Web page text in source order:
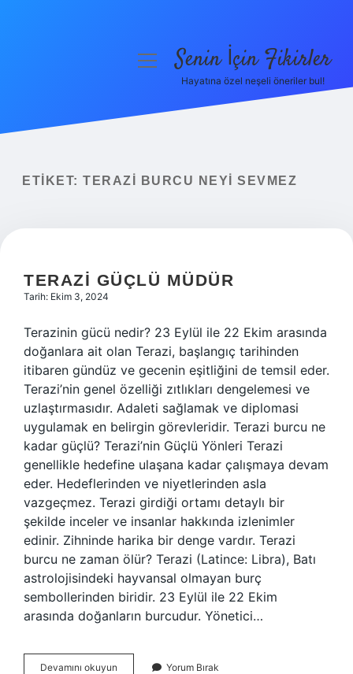
Yasal Uyarı
menüyüSenin İçin Fikirler
Hayatına özel neşeli öneriler bul!
ETIKET: TERAZI BURCU NEYI SEVMEZ
TERAZI GÜÇLÜ MÜDÜR
Tarih: Ekim 3, 2024
Terazinin gücü nedir? 23 Eylül ile 22 Ekim arasında
doğanlara ait olan Terazi, başlangıç ​​tarihinden
itibaren gündüz ve gecenin eşitliğini de temsil eder.
Terazi’nin genel özelliği zıtlıkları dengelemesi ve
uzlaştırmasıdır. Adaleti sağlamak ve diplomasi
uygulamak en belirgin görevleridir. Terazi burcu ne
kadar güçlü? Terazi’nin Güçlü Yönleri Terazi
genellikle hedefine ulaşana kadar çalışmaya devam
eder. Hedeflerinden ve niyetlerinden asla
vazgeçmez. Terazi girdiği ortamı detaylı bir
şekilde inceler ve insanlar hakkında izlenimler
edinir. Zihninde harika bir denge vardır. Terazi
burcu ne zaman ölür? Terazi (Latince: Libra), Batı
astrolojisindeki hayvansal olmayan burç
sembollerinden biridir. 23 Eylül ile 22 Ekim
arasında doğanların burcudur. Yönetici…
Devamını okuyun Yorum Bırak